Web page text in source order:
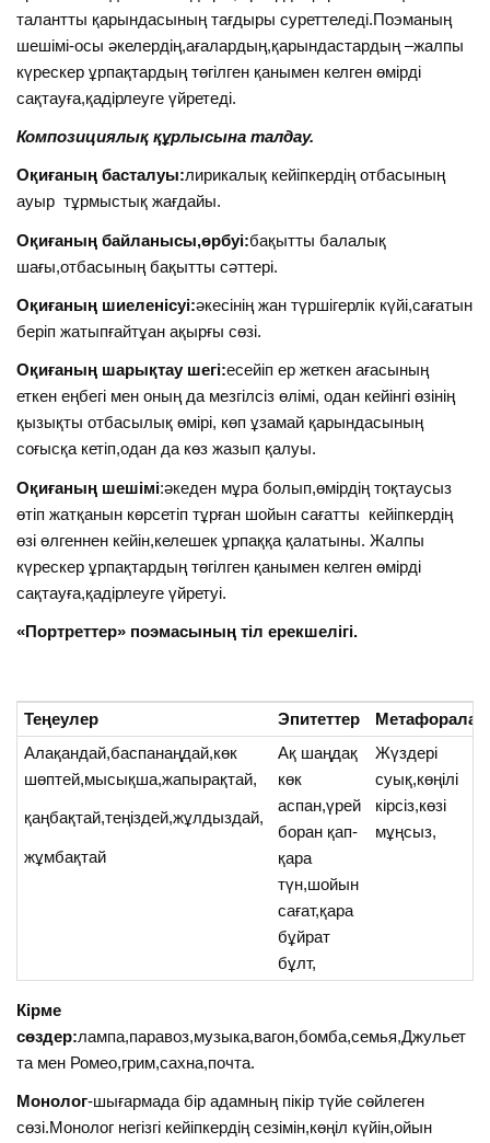
талантты қарындасының тағдыры суреттеледі.Поэманың
шешімі-осы әкелердің,ағалардың,қарындастардың –жалпы
күрескер ұрпақтардың төгілген қанымен келген өмірді
сақтауға,қадірлеуге үйретеді.
Композициялық құрлысына талдау.
Оқиғаның басталуы:лирикалық кейіпкердің отбасының
ауыр тұрмыстық жағдайы.
Оқиғаның байланысы,өрбуі:бақытты балалық
шағы,отбасының бақытты сәттері.
Оқиғаның шиеленісуі:әкесінің жан түршігерлік күйі,сағатын
беріп жатыпғайтұан ақырғы сөзі.
Оқиғаның шарықтау шегі:есейіп ер жеткен ағасының
еткен еңбегі мен оның да мезгілсіз өлімі, одан кейінгі өзінің
қызықты отбасылық өмірі, көп ұзамай қарындасының
соғысқа кетіп,одан да көз жазып қалуы.
Оқиғаның шешімі:әкеден мұра болып,өмірдің тоқтаусыз
өтіп жатқанын көрсетіп тұрған шойын сағатты кейіпкердің
өзі өлгеннен кейін,келешек ұрпаққа қалатыны. Жалпы
күрескер ұрпақтардың төгілген қанымен келген өмірді
сақтауға,қадірлеуге үйретуі.
«Портреттер» поэмасының тіл ерекшелігі.
Теңеулер Эпитеттер
Метафоралар
Алақандай,баспанаңдай,көк
шөптей,мысықша,жапырақтай,
қаңбақтай,теңіздей,жұлдыздай,
жұмбақтай
Ақ шаңдақ
көк
аспан,үрей
боран қап-
қара
түн,шойын
сағат,қара
бұйрат
бұлт,
Жүздері
суық,көңілі
кірсіз,көзі
мұңсыз,
Кірме
сөздер:лампа,паравоз,музыка,вагон,бомба,семья,Джульет
та мен Ромео,грим,сахна,почта.
Монолог-шығармада бір адамның пікір түйе сөйлеген
сөзі.Монолог негізгі кейіпкердің сезімін,көңіл күйін,ойын